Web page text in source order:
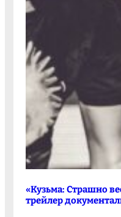
«Кузьма: Страшно
трейлер